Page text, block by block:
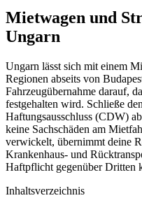
Mietwagen und
Ungarn
Ungarn lässt sich mit einem
Regionen abseits von
Fahrzeugübernahme darauf,
festgehalten wird. Schließe
Haftungsausschluss (CDW)
keine Sachschäden am
verwickelt, übernimmt deine
Krankenhaus- und
Haftpflicht gegenüber Dritten
Inhaltsverzeichnis